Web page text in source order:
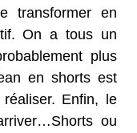
transformer en
On a tous un
plus
en shorts est
Enfin, le
ou